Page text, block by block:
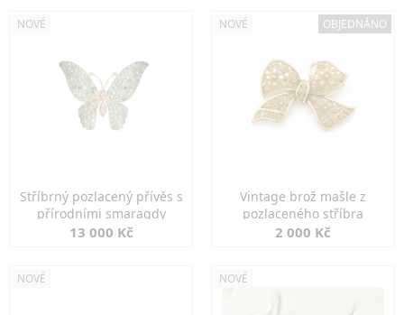
NOVÉ
Stříbrný pozlacený přívěs s
přírodními smaragdy
13 000 Kč
NOVÉ OBJEDNÁNO
Vintage brož mašle z
pozlaceného stříbra
2 000 Kč
NOVÉ NOVÉ